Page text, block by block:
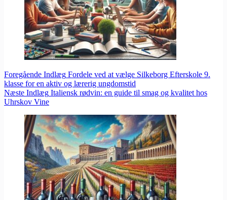
Foregående Indlæg Fordele ved at vælge Silkeborg Efterskole 9.
klasse for en aktiv og lærerig ungdomstid
Næste Indlæg Italiensk rødvin: en guide til smag og kvalitet hos
Uhrskov Vine